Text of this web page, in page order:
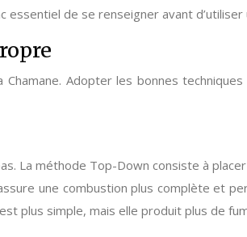
de se renseigner avant
Adopter les bonnes
La méthode Top-Down consiste à
une combustion plus complète et
plus simple, mais elle produit plus de